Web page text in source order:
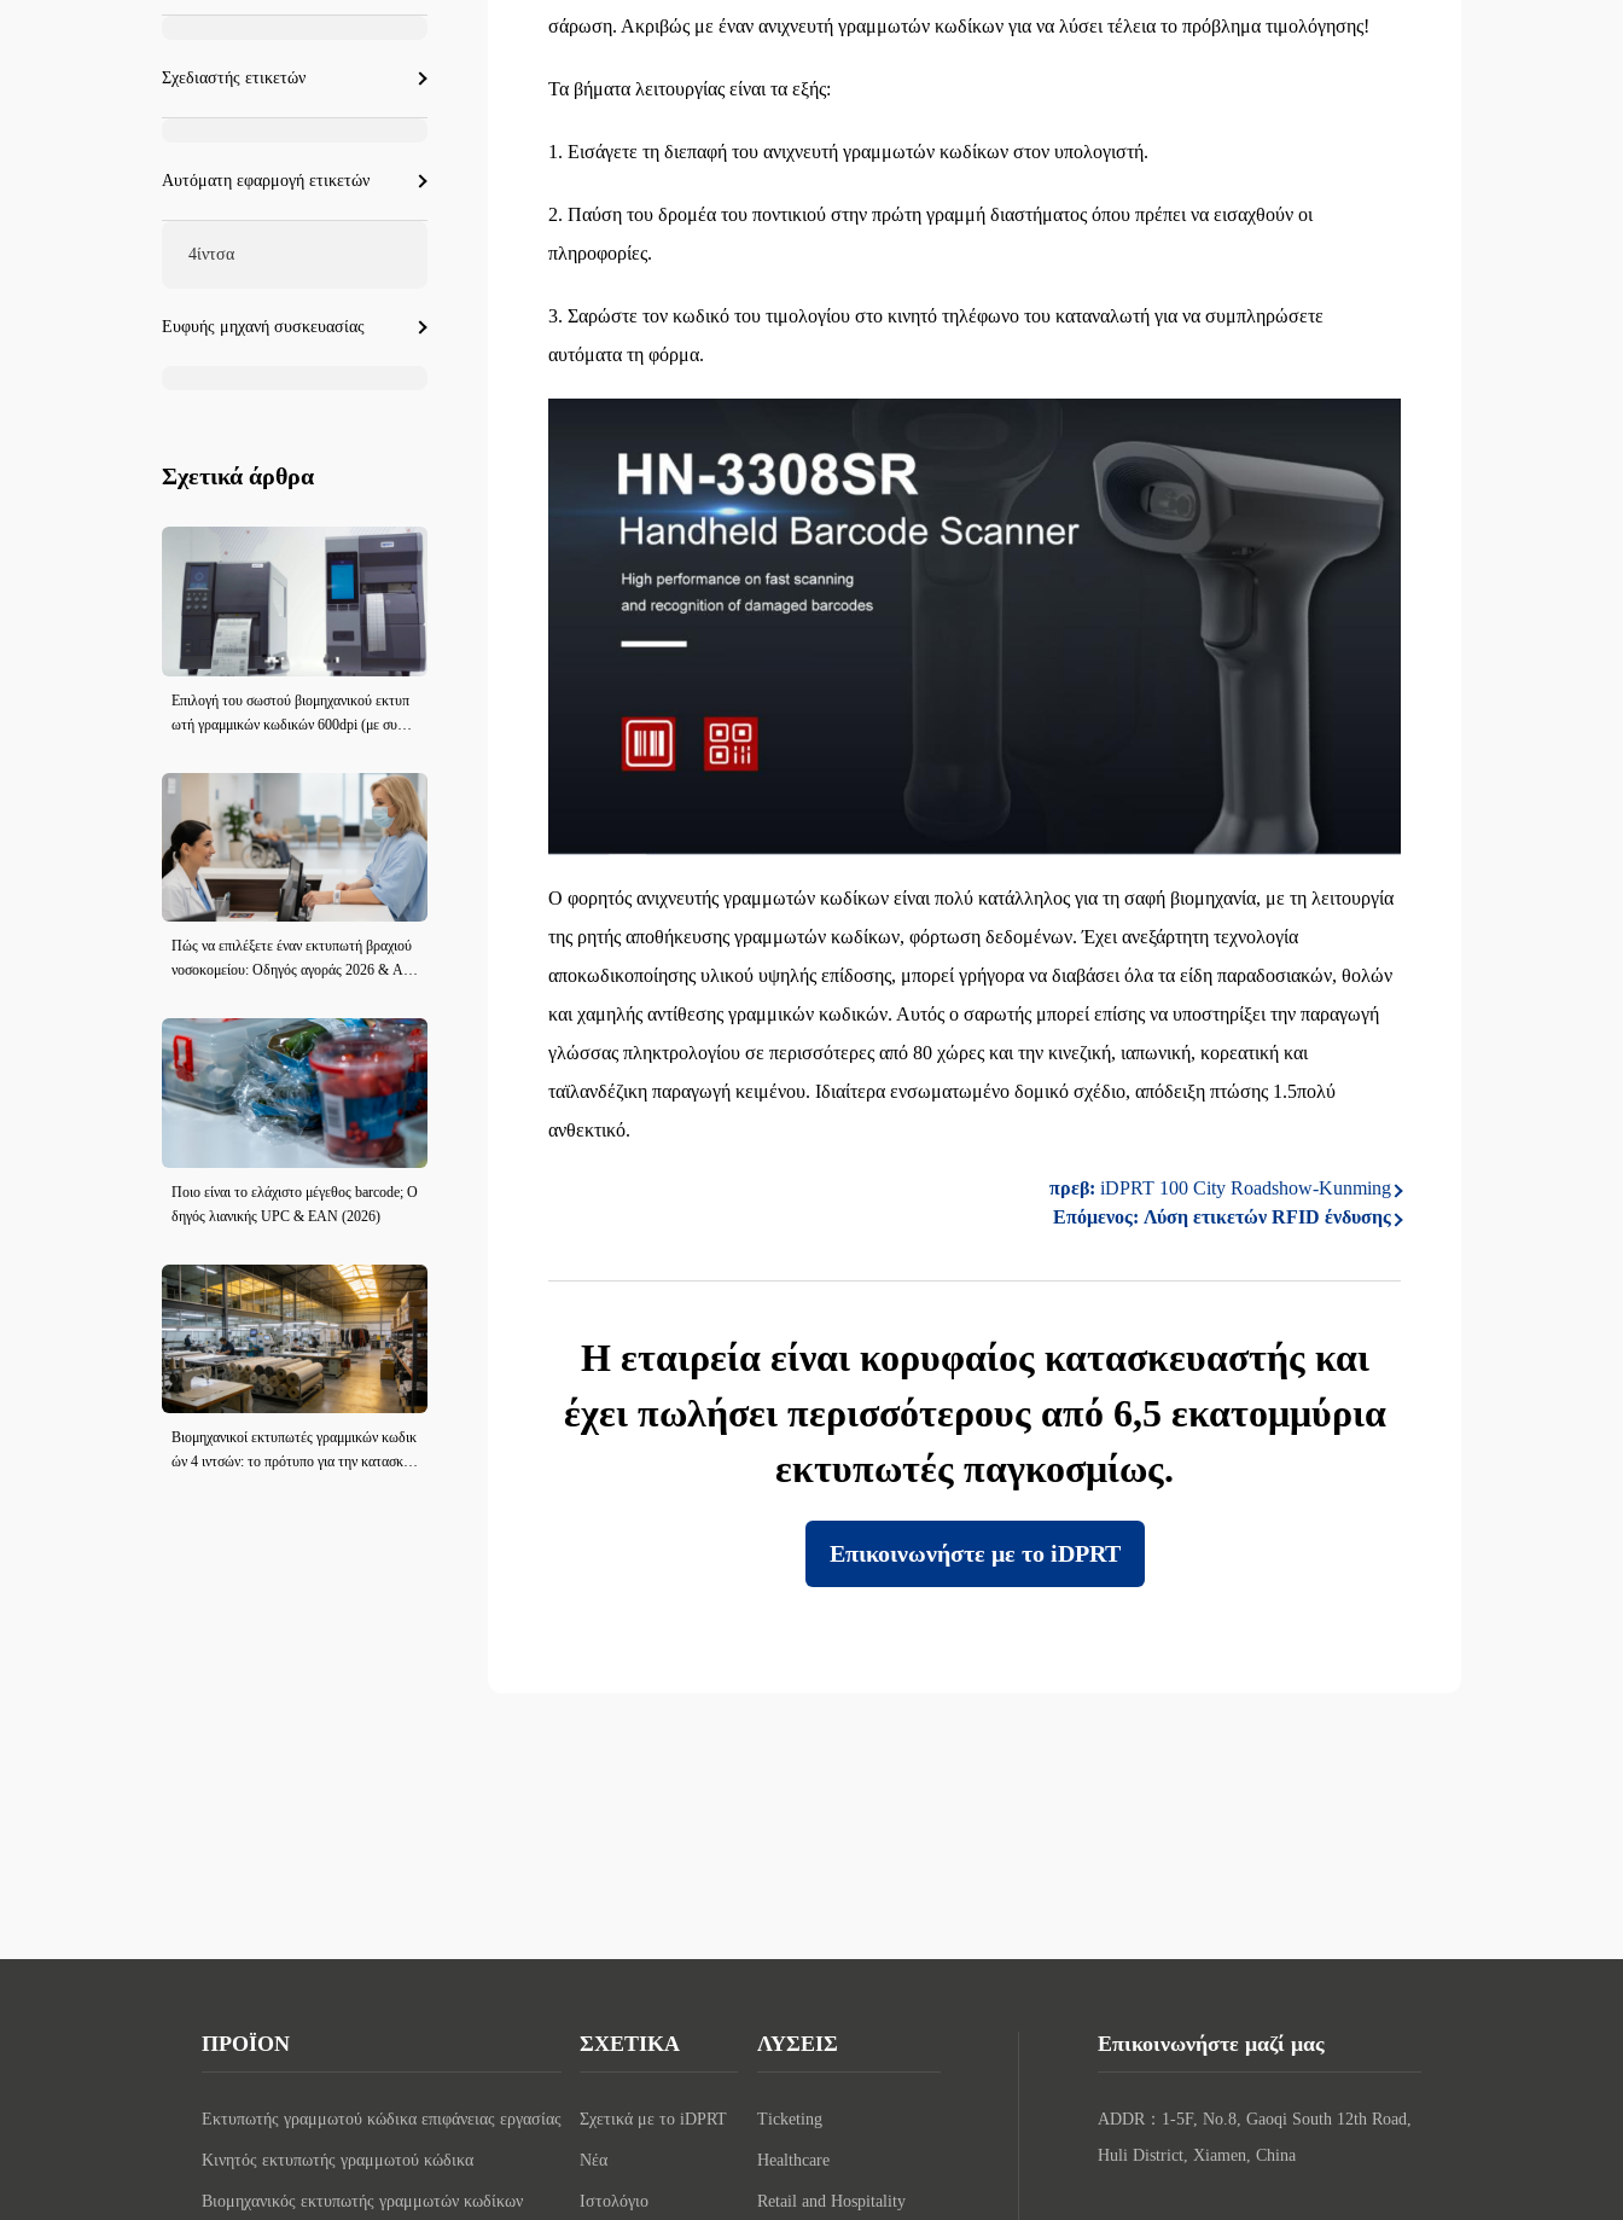
σάρωση. Ακριβώς με έναν ανιχνευτή γραμμωτών κωδίκων για να λύσει τέλεια το πρόβλημα τιμολόγησης!
Τα βήματα λειτουργίας είναι τα εξής:
1. Εισάγετε τη διεπαφή του ανιχνευτή γραμμωτών κωδίκων στον υπολογιστή.
2. Παύση του δρομέα του ποντικιού στην πρώτη γραμμή διαστήματος όπου πρέπει να εισαχθούν οι
πληροφορίες.
3. Σαρώστε τον κωδικό του τιμολογίου στο κινητό τηλέφωνο του καταναλωτή για να συμπληρώσετε
αυτόματα τη φόρμα.
Ο φορητός ανιχνευτής γραμμωτών κωδίκων είναι πολύ κατάλληλος για τη σαφή βιομηχανία, με τη λειτουργία
της ρητής αποθήκευσης γραμμωτών κωδίκων, φόρτωση δεδομένων. Έχει ανεξάρτητη τεχνολογία
αποκωδικοποίησης υλικού υψηλής επίδοσης, μπορεί γρήγορα να διαβάσει όλα τα είδη παραδοσιακών, θολών
και χαμηλής αντίθεσης γραμμικών κωδικών. Αυτός ο σαρωτής μπορεί επίσης να υποστηρίξει την παραγωγή
γλώσσας πληκτρολογίου σε περισσότερες από 80 χώρες και την κινεζική, ιαπωνική, κορεατική και
ταϊλανδέζικη παραγωγή κειμένου. Ιδιαίτερα ενσωματωμένο δομικό σχέδιο, απόδειξη πτώσης 1.5πολύ
ανθεκτικό.
πρεβ: iDPRT 100 City Roadshow-Kunming
Επόμενος: Λύση ετικετών RFID ένδυσης
Η εταιρεία είναι κορυφαίος κατασκευαστής και
έχει πωλήσει περισσότερους από 6,5 εκατομμύρια
εκτυπωτές παγκοσμίως.
Επικοινωνήστε με το iDPRT
Σχεδιαστής ετικετών
Αυτόματη εφαρμογή ετικετών
4ίντσα
Ευφυής μηχανή συσκευασίας
Σχετικά άρθρα
Επιλογή του σωστού βιομηχανικού εκτυπ
ωτή γραμμικών κωδικών 600dpi (με συστά
Πώς να επιλέξετε έναν εκτυπωτή βραχιού
νοσοκομείου: Οδηγός αγοράς 2026 & Ανα
Ποιο είναι το ελάχιστο μέγεθος barcode; Ο
δηγός λιανικής UPC & EAN (2026)
Βιομηχανικοί εκτυπωτές γραμμικών κωδικ
ών 4 ιντσών: το πρότυπο για την κατασκευ
ΠΡΟΪΟΝ
Εκτυπωτής γραμμωτού κώδικα επιφάνειας εργασίας
Κινητός εκτυπωτής γραμμωτού κώδικα
Βιομηχανικός εκτυπωτής γραμμωτών κωδίκων
ΣΧΕΤΙΚΑ
Σχετικά με το iDPRT
Νέα
Ιστολόγιο
ΛΥΣΕΙΣ
Ticketing
Healthcare
Retail and Hospitality
Επικοινωνήστε μαζί μας
ADDR：1-5F, No.8, Gaoqi South 12th Road,
Huli District, Xiamen, China